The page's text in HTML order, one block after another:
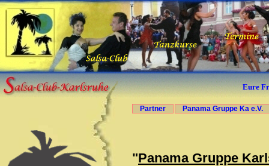
Partner Panama Gruppe Ka
"Panama Gruppe
Eure